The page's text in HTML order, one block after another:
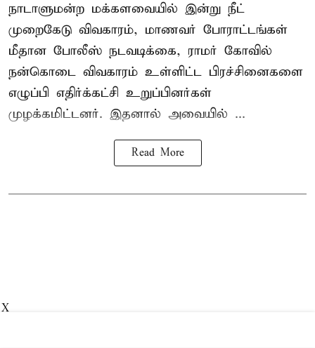
நாடாளுமன்ற மக்களவையில் இன்று நீட்
முறைகேடு விவகாரம், மாணவர் போராட்டங்கள்
மீதான போலீஸ் நடவடிக்கை, ராமர் கோவில்
நன்கொடை விவகாரம் உள்ளிட்ட பிரச்சினைகளை
எழுப்பி எதிர்க்கட்சி உறுப்பினர்கள்
முழக்கமிட்டனர். இதனால் அவையில் ...
Read More
X